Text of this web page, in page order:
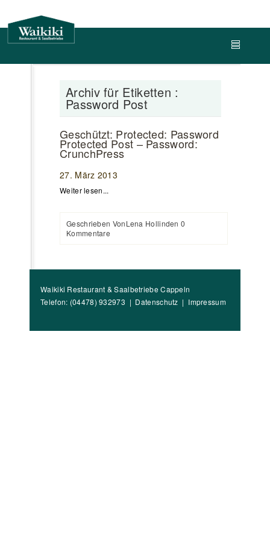
Archiv für Etiketten :
Password Post
Geschützt: Protected: Password
Protected Post – Password:
CrunchPress
27. März 2013
Weiter lesen...
Geschrieben VonLena Hollinden 0
Kommentare
Waikiki Restaurant & Saalbetriebe Cappeln
Telefon: (04478) 932973 | Datenschutz | Impressum